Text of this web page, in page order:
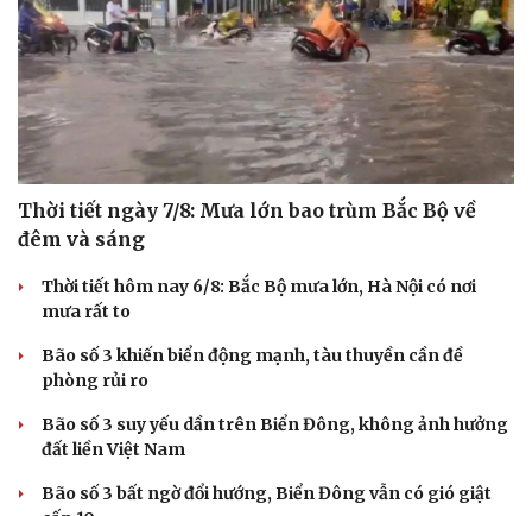
Thời tiết ngày 7/8: Mưa lớn bao trùm Bắc Bộ về
đêm và sáng
Thời tiết hôm nay 6/8: Bắc Bộ mưa lớn, Hà Nội có nơi
mưa rất to
Bão số 3 khiến biển động mạnh, tàu thuyền cần đề
phòng rủi ro
Bão số 3 suy yếu dần trên Biển Đông, không ảnh hưởng
đất liền Việt Nam
Bão số 3 bất ngờ đổi hướng, Biển Đông vẫn có gió giật